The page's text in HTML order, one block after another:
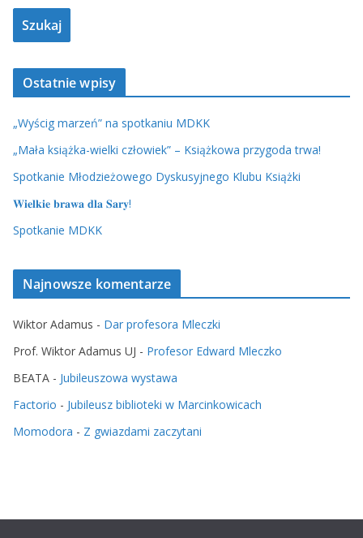
Ostatnie wpisy
„Wyścig marzeń” na spotkaniu MDKK
„Mała książka-wielki człowiek” – Książkowa przygoda trwa!
Spotkanie Młodzieżowego Dyskusyjnego Klubu Książki
𝐖𝐢𝐞𝐥𝐤𝐢𝐞 𝐛𝐫𝐚𝐰𝐚 𝐝𝐥𝐚 𝐒𝐚𝐫𝐲!
Spotkanie MDKK
Najnowsze komentarze
Wiktor Adamus - Dar profesora Mleczki
Prof. Wiktor Adamus UJ - Profesor Edward Mleczko
BEATA - Jubileuszowa wystawa
Factorio - Jubileusz biblioteki w Marcinkowicach
Momodora - Z gwiazdami zaczytani